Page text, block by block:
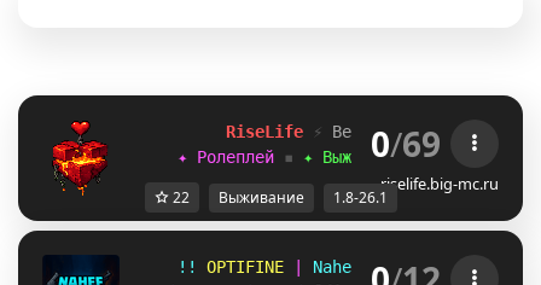
RiseL ife ⚡ Версии: 1.8 2
✦ Ролеплей ▪ ✦ Выживание ▪ ✦ Мини-
0/69
riselife.big-mc.ru
22 Выживание 1.8-26.1
!! OPTIFINE Nahef District RP